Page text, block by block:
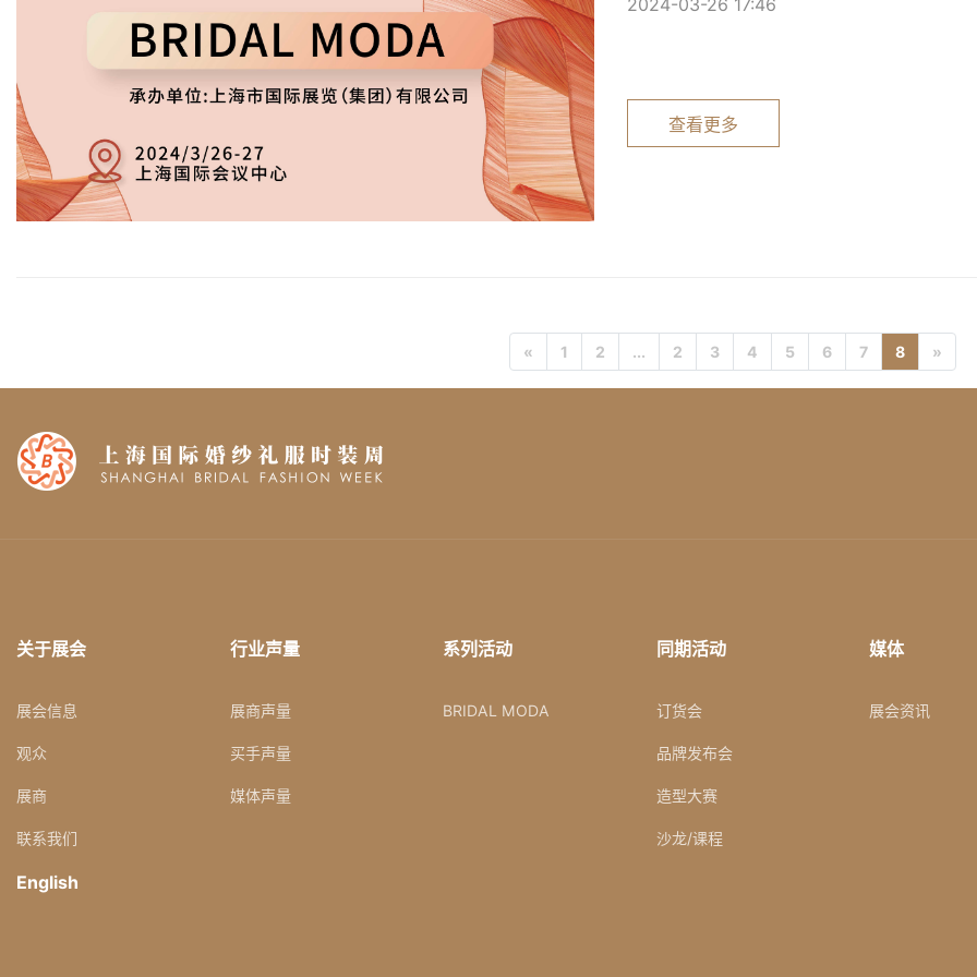
2024-03-26 17:46
查看更多
« 1 2 ... 2 3 4 5 6 7 8 »
关于展会
展会信息
观众
展商
联系我们
行业声量
展商声量
买手声量
媒体声量
系列活动
BRIDAL MODA
同期活动
订货会
品牌发布会
造型大赛
沙龙/课程
媒体
展会资讯
English